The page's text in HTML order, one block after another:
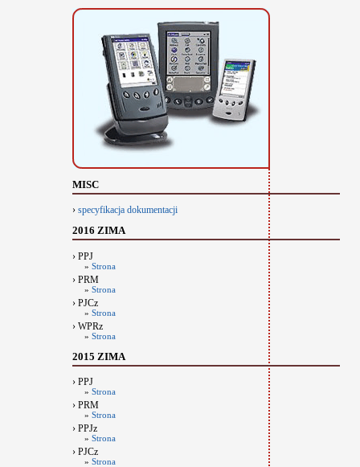
MISC
› specyfikacja dokumentacji
2016 ZIMA
› PPJ
» Strona
› PRM
» Strona
› PJCz
» Strona
› WPRz
» Strona
2015 ZIMA
› PPJ
» Strona
› PRM
» Strona
› PPJz
» Strona
› PJCz
» Strona